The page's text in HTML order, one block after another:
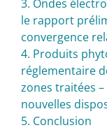
3. Ondes
le rapport
convergence
4. Produits
réglementaire
zones traitées –
nouvelles
5. Conclusion